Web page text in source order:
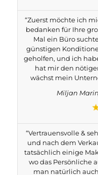
“Zuerst möchte ich
bedanken für Ihre
Mal ein Büro
günstigen
geholfen, und ich
hat mir den
wächst mein
Miljan
“Vertrauensvolle &
und nach dem
tatsächlich einige
wo das Persönliche
man natürlich